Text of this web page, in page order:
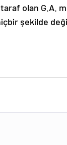
taraf olan G.A.
şekilde